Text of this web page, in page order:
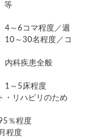
等
6コマ程度／週
～30名程度／コ
疾患全般
5床程度
リハビリのため
％程度
程度